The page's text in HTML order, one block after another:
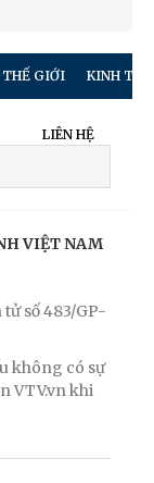
THẾ GIỚI KINH TẾ
LIÊN HỆ
VIỆT NAM
số 483/GP-
không có sự
VTV.vn khi